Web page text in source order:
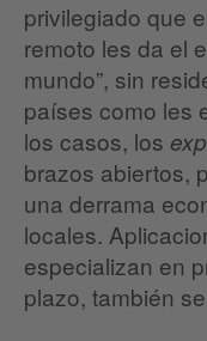
privilegiado que
remoto les da el
mundo”, sin
países como les
los casos, los
brazos abiertos,
una derrama
locales.
especializan en
plazo, también